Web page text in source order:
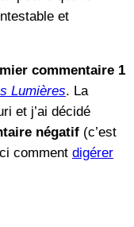
et
commentaire 1
Lumières. La
et j’ai décidé
négatif (c’est
comment digérer